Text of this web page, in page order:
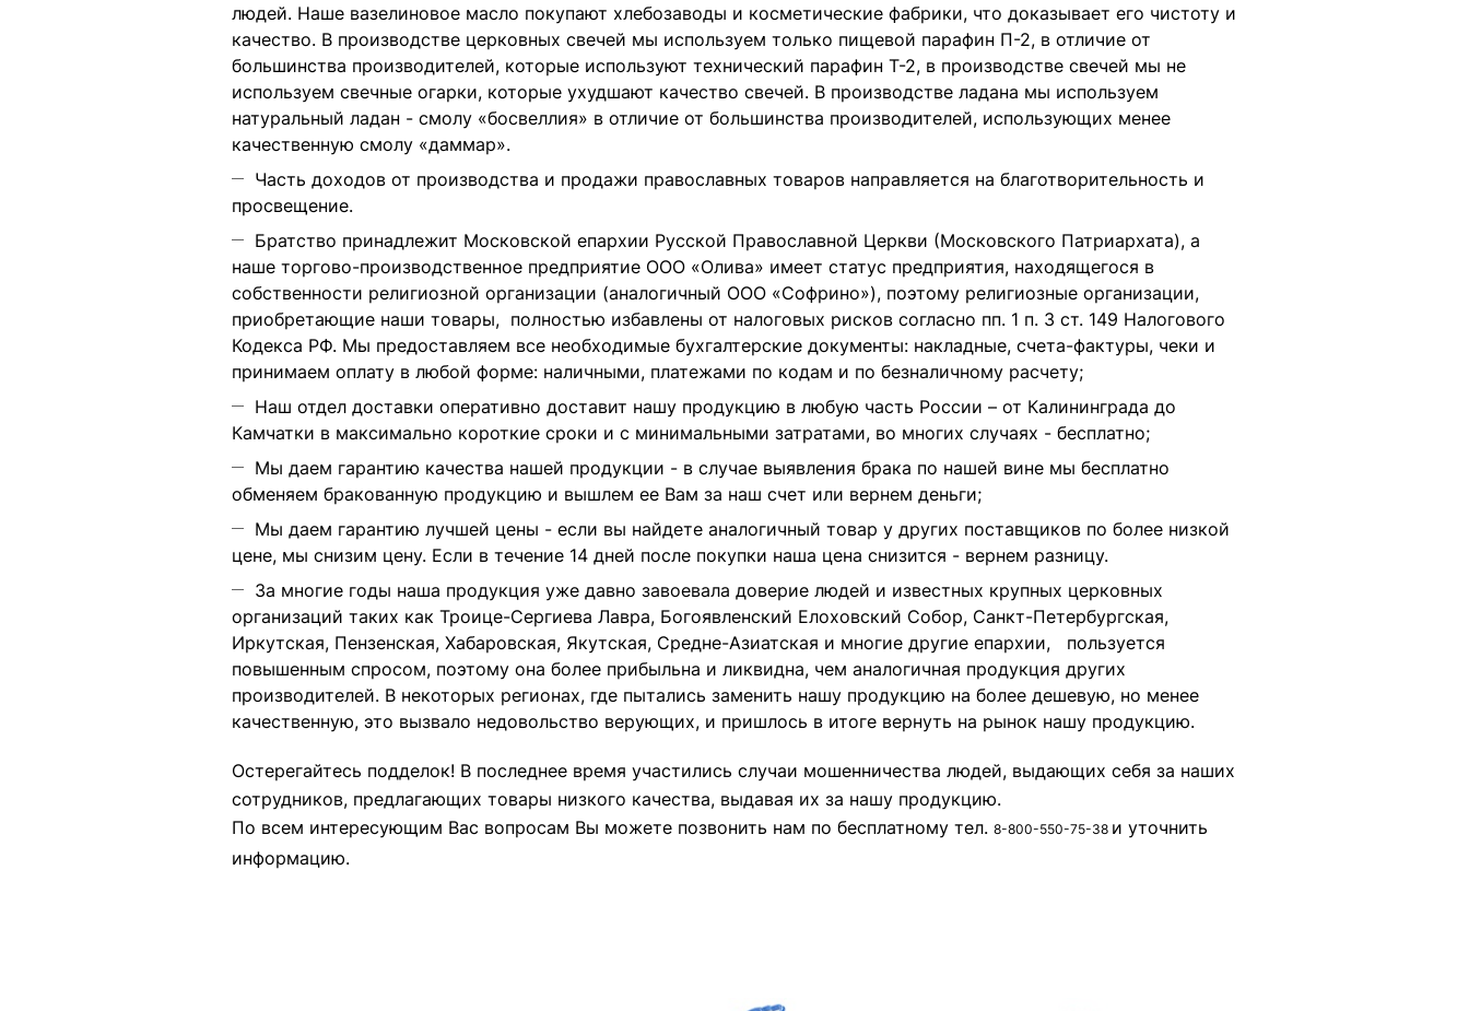
людей. Наше вазелиновое масло покупают хлебозаводы и косметические фабрики, что доказывает его чистоту и
качество. В производстве церковных свечей мы используем только пищевой парафин П-2, в отличие от
большинства производителей, которые используют технический парафин Т-2, в производстве свечей мы не
используем свечные огарки, которые ухудшают качество свечей. В производстве ладана мы используем
натуральный ладан - смолу «босвеллия» в отличие от большинства производителей, использующих менее
качественную смолу «даммар».
Часть доходов от производства и продажи православных товаров направляется на благотворительность и
просвещение.
Братство принадлежит Московской епархии Русской Православной Церкви (Московского Патриархата), а
наше торгово-производственное предприятие ООО «Олива» имеет статус предприятия, находящегося в
собственности религиозной организации (аналогичный ООО «Софрино»), поэтому религиозные организации,
приобретающие наши товары, полностью избавлены от налоговых рисков согласно пп. 1 п. 3 ст. 149 Налогового
Кодекса РФ. Мы предоставляем все необходимые бухгалтерские документы: накладные, счета-фактуры, чеки и
принимаем оплату в любой форме: наличными, платежами по кодам и по безналичному расчету;
Наш отдел доставки оперативно доставит нашу продукцию в любую часть России – от Калининграда до
Камчатки в максимально короткие сроки и с минимальными затратами, во многих случаях - бесплатно;
Мы даем гарантию качества нашей продукции - в случае выявления брака по нашей вине мы бесплатно
обменяем бракованную продукцию и вышлем ее Вам за наш счет или вернем деньги;
Мы даем гарантию лучшей цены - если вы найдете аналогичный товар у других поставщиков по более низкой
цене, мы снизим цену. Если в течение 14 дней после покупки наша цена снизится - вернем разницу.
За многие годы наша продукция уже давно завоевала доверие людей и известных крупных церковных
организаций таких как Троице-Сергиева Лавра, Богоявленский Елоховский Собор, Санкт-Петербургская,
Иркутская, Пензенская, Хабаровская, Якутская, Средне-Азиатская и многие другие епархии, пользуется
повышенным спросом, поэтому она более прибыльна и ликвидна, чем аналогичная продукция других
производителей. В некоторых регионах, где пытались заменить нашу продукцию на более дешевую, но менее
качественную, это вызвало недовольство верующих, и пришлось в итоге вернуть на рынок нашу продукцию.
Остерегайтесь подделок! В последнее время участились случаи мошенничества людей, выдающих себя за наших
сотрудников, предлагающих товары низкого качества, выдавая их за нашу продукцию.
По всем интересующим Вас вопросам Вы можете позвонить нам по бесплатному тел. 8-800-550-75-38 и уточнить
информацию.